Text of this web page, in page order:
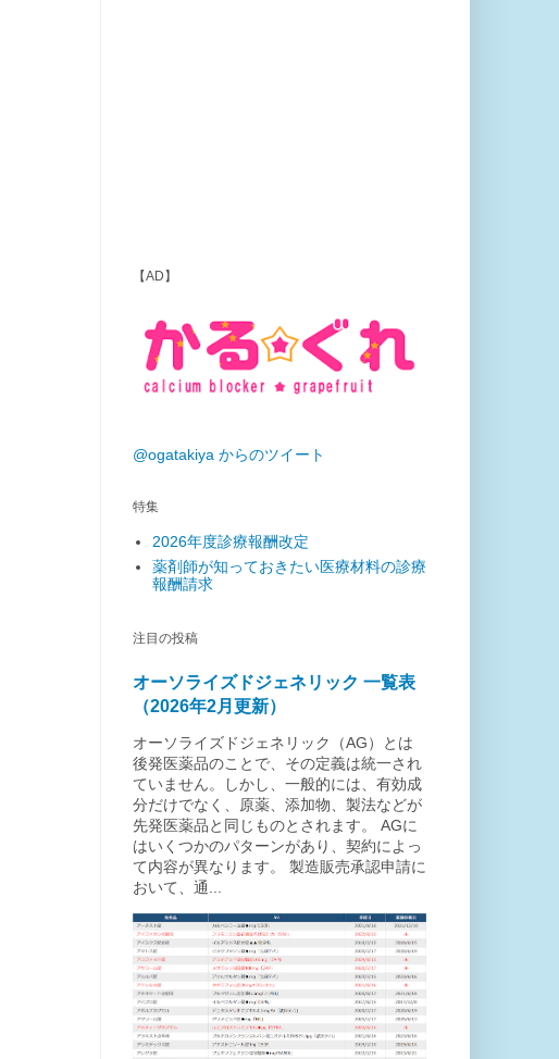
【AD】
@ogatakiya からのツイート
特集
2026年度診療報酬改定
薬剤師が知っておきたい医療材料の診療
報酬請求
注目の投稿
オーソライズドジェネリック 一覧表
（2026年2月更新）
オーソライズドジェネリック（AG）とは
後発医薬品のことで、その定義は統一され
ていません。しかし、一般的には、有効成
分だけでなく、原薬、添加物、製法などが
先発医薬品と同じものとされます。 AGに
はいくつかのパターンがあり、契約によっ
て内容が異なります。 製造販売承認申請に
おいて、通...